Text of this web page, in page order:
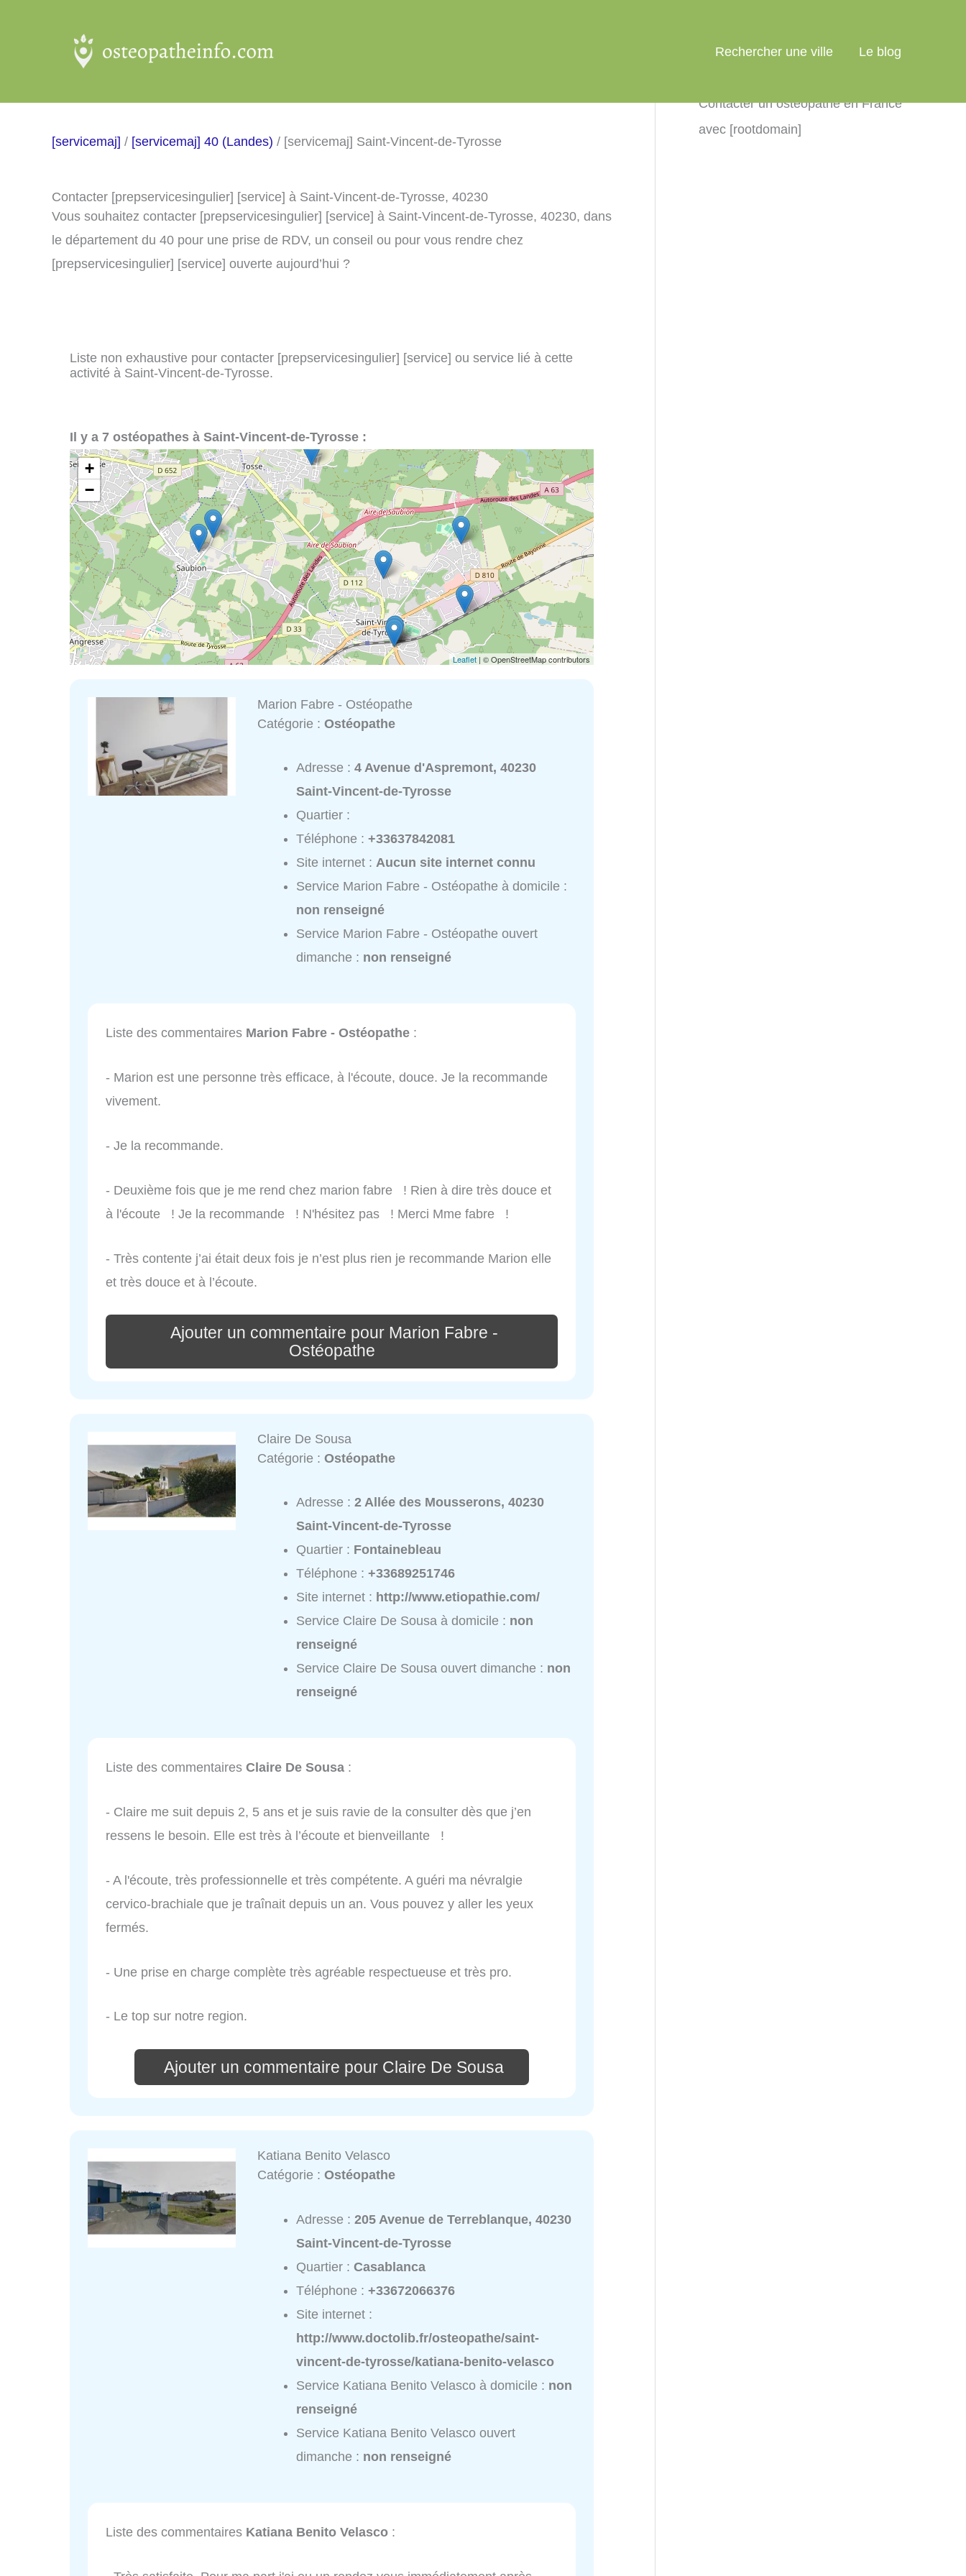
Rechercher une ville Le blog
[servicemaj] / [servicemaj] 40 (Landes) / [servicemaj] Saint-Vincent-de-Tyrosse
Contacter [prepservicesingulier] [service] à Saint-Vincent-de-Tyrosse, 40230
Vous souhaitez contacter [prepservicesingulier] [service] à Saint-Vincent-de-Tyrosse, 40230, dans
le département du 40 pour une prise de RDV, un conseil ou pour vous rendre chez
[prepservicesingulier] [service] ouverte aujourd’hui ?
Liste non exhaustive pour contacter [prepservicesingulier] [service] ou service lié à cette
activité à Saint-Vincent-de-Tyrosse.
Il y a 7 ostéopathes à Saint-Vincent-de-Tyrosse :
+
−
Leaflet | © OpenStreetMap contributors
Marion Fabre - Ostéopathe
Catégorie :Ostéopathe
Adresse :4 Avenue d'Aspremont, 40230
Saint-Vincent-de-Tyrosse
Quartier :
Téléphone :+33637842081
Site internet :Aucun site internet connu
Service Marion Fabre - Ostéopathe à domicile :
non renseigné
Service Marion Fabre - Ostéopathe ouvert
dimanche : non renseigné
Liste des commentaires Marion Fabre - Ostéopathe :
- Marion est une personne très efficace, à l'écoute, douce. Je la recommande
vivement.
- Je la recommande.
- Deuxième fois que je me rend chez marion fabre ! Rien à dire très douce et
à l'écoute ! Je la recommande ! N'hésitez pas ! Merci Mme fabre !
- Très contente j’ai était deux fois je n’est plus rien je recommande Marion elle
et très douce et à l’écoute.
Ajouter un commentaire pour Marion Fabre -
Ostéopathe
Claire De Sousa
Catégorie :Ostéopathe
Adresse :2 Allée des Mousserons, 40230
Saint-Vincent-de-Tyrosse
Quartier : Fontainebleau
Téléphone :+33689251746
Site internet : http://www.etiopathie.com/
Service Claire De Sousa à domicile : non
renseigné
Service Claire De Sousa ouvert dimanche : non
renseigné
Liste des commentaires Claire De Sousa :
- Claire me suit depuis 2, 5 ans et je suis ravie de la consulter dès que j’en
ressens le besoin. Elle est très à l’écoute et bienveillante !
- A l'écoute, très professionnelle et très compétente. A guéri ma névralgie
cervico-brachiale que je traînait depuis un an. Vous pouvez y aller les yeux
fermés.
- Une prise en charge complète très agréable respectueuse et très pro.
- Le top sur notre region.
Ajouter un commentaire pour Claire De Sousa
Katiana Benito Velasco
Catégorie :Ostéopathe
Adresse :205 Avenue de Terreblanque, 40230
Saint-Vincent-de-Tyrosse
Quartier :Casablanca
Téléphone :+33672066376
Site internet :
http://www.doctolib.fr/osteopathe/saint-
vincent-de-tyrosse/katiana-benito-velasco
Service Katiana Benito Velasco à domicile : non
renseigné
Service Katiana Benito Velasco ouvert
dimanche : non renseigné
Liste des commentaires Katiana Benito Velasco :
Contacter un ostéopathe en France
avec [rootdomain]